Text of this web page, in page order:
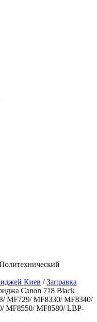
Киев /Заправка
Canon 718 Black
MF729/ MF8330/ MF8340/
MF8550/ MF8580/ LBP-